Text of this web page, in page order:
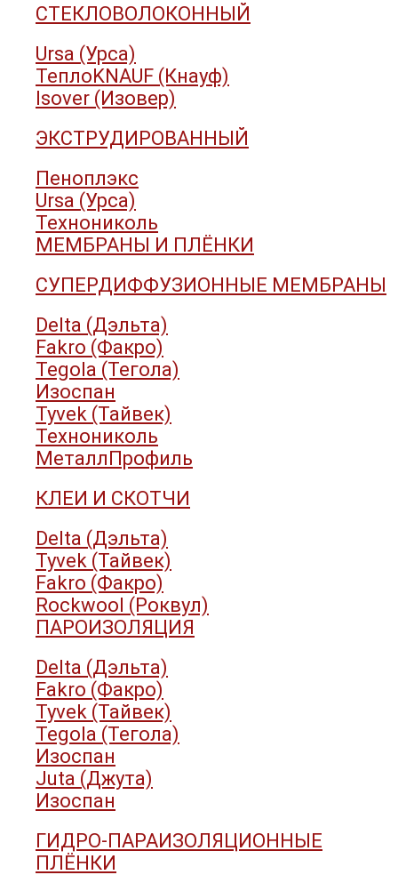
СТЕКЛОВОЛОКОННЫЙ
Ursa (Урса)
ТеплоKNAUF (Кнауф)
Isover (Изовер)
ЭКСТРУДИРОВАННЫЙ
Пеноплэкс
Ursa (Урса)
Технониколь
МЕМБРАНЫ И ПЛЁНКИ
СУПЕРДИФФУЗИОННЫЕ МЕМБРАНЫ
Delta (Дэльта)
Fakro (Факро)
Tegola (Тегола)
Изоспан
Tyvek (Тайвек)
Технониколь
МеталлПрофиль
КЛЕИ И СКОТЧИ
Delta (Дэльта)
Tyvek (Тайвек)
Fakro (Факро)
Rockwool (Роквул)
ПАРОИЗОЛЯЦИЯ
Delta (Дэльта)
Fakro (Факро)
Tyvek (Тайвек)
Tegola (Тегола)
Изоспан
Juta (Джута)
Изоспан
ГИДРО-ПАРАИЗОЛЯЦИОННЫЕ
ПЛЁНКИ